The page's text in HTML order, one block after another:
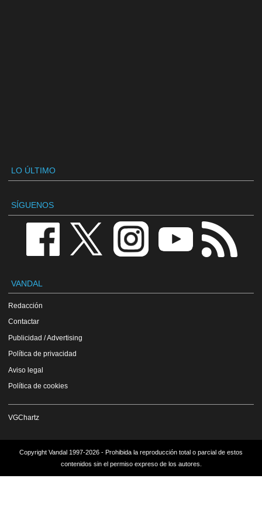
LO ÚLTIMO
SÍGUENOS
VANDAL
Redacción
Contactar
Publicidad / Advertising
Política de privacidad
Aviso legal
Política de cookies
VGChartz
Copyright Vandal 1997-2026 - Prohibida la reproducción total o parcial de estos
contenidos sin el permiso expreso de los autores.